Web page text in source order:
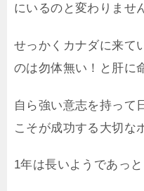
にいるのと変わりませ
せっかくカナダに来て
のは勿体無い！と肝に
自ら強い意志を持って
こそが成功する大切な
1年は長いようであっと